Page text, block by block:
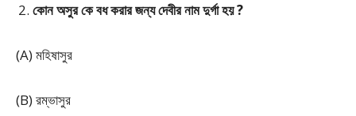
কোন অসুর কে বধ করার জন্য দেবীর নাম দুর্গা হয় ?
(A) মহিষাসুর
(B) রম্ভাসুর